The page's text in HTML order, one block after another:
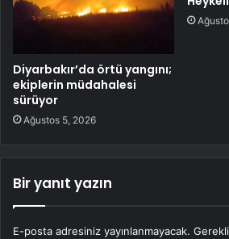
Diyarbakır’da örtü yangını;
ekiplerin müdahalesi
sürüyor
Ağustos 5, 2026
Bir yanıt yazın
E-posta adresiniz yayınlanmayacak.